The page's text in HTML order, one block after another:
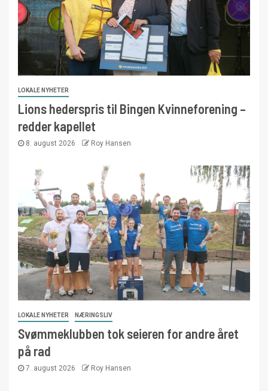
LOKALE NYHETER
Lions hederspris til Bingen Kvinneforening –
redder kapellet
8. august 2026 Roy Hansen
LOKALE NYHETER NÆRINGSLIV
Svømmeklubben tok seieren for andre året
på rad
7. august 2026 Roy Hansen